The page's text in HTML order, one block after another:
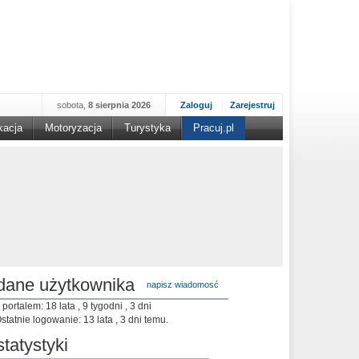
Zaloguj Zarejestruj
sobota, 8 sierpnia 2026
Motoryzacja Turystyka Pracuj.pl
użytkownika napisz wiadomosć
portalem: 18 lata , 9 tygodni , 3 dni
logowanie: 13 lata , 3 dni temu.